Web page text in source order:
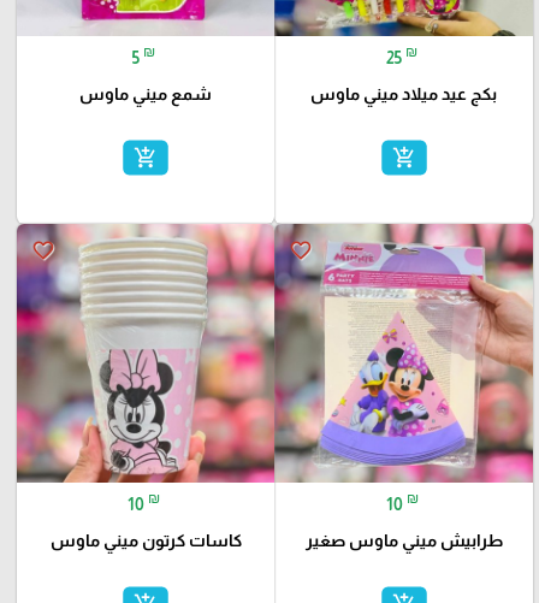
25 ₪
بكج عيد ميلاد ميني ماوس
add_shopping_cart
5 ₪
شمع ميني ماوس
add_shopping_cart
favorite_border
10 ₪
طرابيش ميني ماوس صغير
favorite_border
10 ₪
كاسات كرتون ميني ماوس